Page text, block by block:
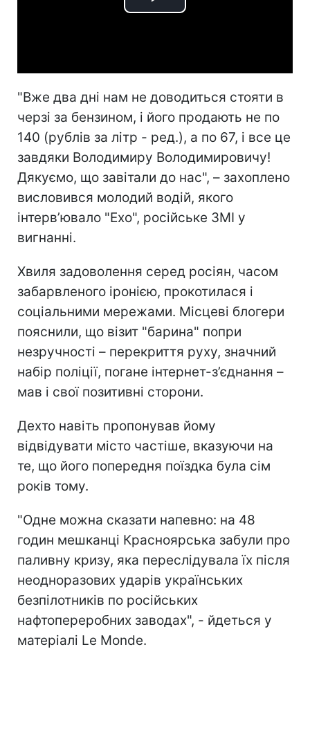
Play
"Вже два дні нам не доводиться стояти в
черзі за бензином, і його продають не по
140 (рублів за літр - ред.), а по 67, і все це
завдяки Володимиру Володимировичу!
Дякуємо, що завітали до нас", – захоплено
висловився молодий водій, якого
інтерв’ювало "Ехо", російське ЗМІ у
вигнанні.
Хвиля задоволення серед росіян, часом
забарвленого іронією, прокотилася і
соціальними мережами. Місцеві блогери
пояснили, що візит "барина" попри
незручності – перекриття руху, значний
набір поліції, погане інтернет-з’єднання –
мав і свої позитивні сторони.
Дехто навіть пропонував йому
відвідувати місто частіше, вказуючи на
те, що його попередня поїздка була сім
років тому.
"Одне можна сказати напевно: на 48
годин мешканці Красноярська забули про
паливну кризу, яка переслідувала їх після
неодноразових ударів українських
безпілотників по російських
нафтопереробних заводах", - йдеться у
матеріалі Le Monde.